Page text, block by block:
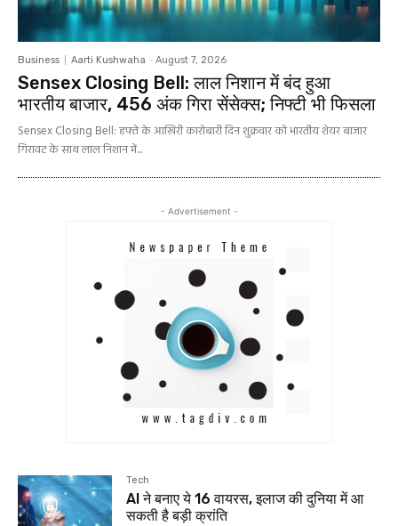
Business Aarti Kushwaha - August 7, 2026
Sensex Closing Bell: लाल निशान में बंद हुआ
भारतीय बाजार, 456 अंक गिरा सेंसेक्स; निफ्टी भी फिसला
Sensex Closing Bell: हफ्ते के आखिरी कारोबारी दिन शुक्रवार को भारतीय शेयर बाजार
गिरावट के साथ लाल निशान में...
- Advertisement -
Tech
AI ने बनाए ये 16 वायरस, इलाज की दुनिया में आ
सकती है बड़ी क्रांति